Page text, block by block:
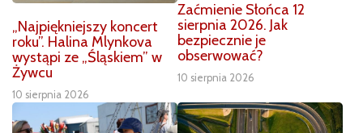
„Najpiękniejszy koncert
roku”. Halina Mlynkova
wystąpi ze „Śląskiem” w
Żywcu
10 sierpnia 2026
Zaćmienie Słońca 12
sierpnia 2026. Jak
bezpiecznie je
obserwować?
10 sierpnia 2026